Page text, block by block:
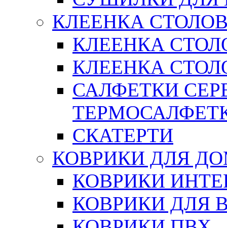
КЛЕЕНКА
КЛЕЕНКА
КЛЕЕНКА
САЛФЕТКИ
СКАТЕРТИ
КОВРИКИ ДЛЯ
КОВРИКИ
КОВРИКИ ДЛЯ